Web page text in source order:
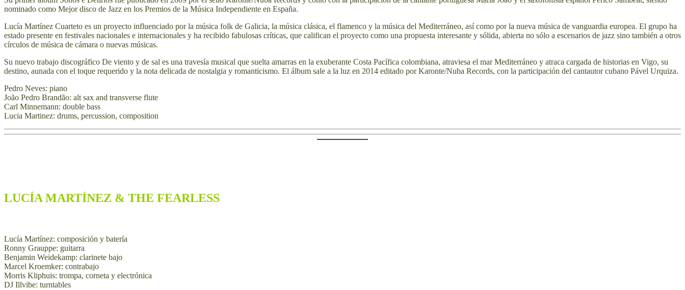
nominado como Mejor disco de Jazz en los Premios de la Música Independiente en España.
Lucía Martínez Cuarteto es un proyecto influenciado por la música folk de Galicia, la música clásica, el flamenco y la música del Mediterráneo, así como por la nueva música de vanguardia europea. El grupo ha
estado presente en festivales nacionales e internacionales y ha recibido fabulosas críticas, que califican el proyecto como una propuesta interesante y sólida, abierta no sólo a escenarios de jazz sino también a otros
círculos de música de cámara o nuevas músicas.
Su nuevo trabajo discográfico De viento y de sal es una travesía musical que suelta amarras en la exuberante Costa Pacífica colombiana, atraviesa el mar Mediterráneo y atraca cargada de historias en Vigo, su
destino, aunada con el toque requerido y la nota delicada de nostalgia y romanticismo. El álbum sale a la luz en 2014 editado por Karonte/Nuba Records, con la participación del cantautor cubano Pável Urquiza.
Pedro Neves: piano
João Pedro Brandão: alt sax and transverse flute
Carl Minnemann: double bass
Lucia Martinez: drums, percussion, composition
LUCÍA MARTÍNEZ & THE FEARLESS
Lucía Martínez: composición y batería
Ronny Grauppe: guitarra
Benjamin Weidekamp: clarinete bajo
Marcel Kroemker: contrabajo
Morris Kliphuis: trompa, corneta y electrónica
DJ Illvibe: turntables